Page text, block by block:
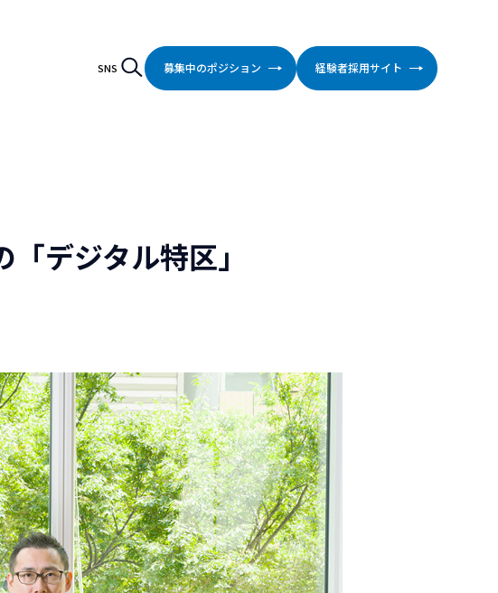
SNS 検索
Search
募集中のポジション 経験者採用サイト
デジタル特区」